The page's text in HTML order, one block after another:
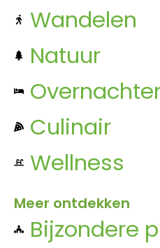
Wandelen
Natuur
Culinair
Wellness
Meer ontdekken
Bijzondere